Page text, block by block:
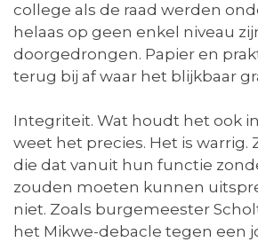
college als de raad werden
helaas op geen enkel niveau
doorgedrongen. Papier en
terug bij af waar het blijkbaar
Integriteit. Wat houdt het ook
weet het precies. Het is warrig.
die dat vanuit hun functie
zouden moeten kunnen
niet. Zoals burgemeester
het Mikwe-debacle tegen een